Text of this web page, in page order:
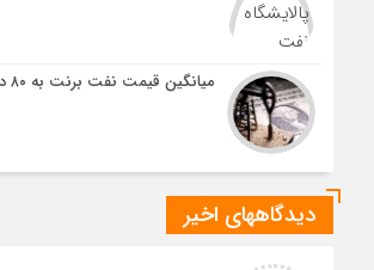
میانگین قیمت نفت برنت به ۸۰ دلار می‌رسد
دیدگاههای اخیر